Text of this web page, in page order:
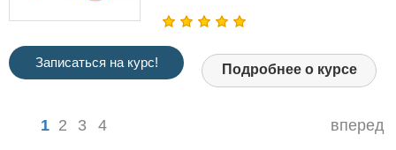
Записаться на курс! Подробнее о курсе
1 2 3 4 вперед